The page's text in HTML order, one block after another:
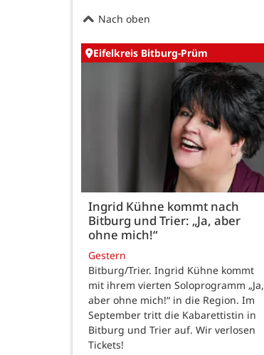
Nach oben
Eifelkreis Bitburg-Prüm
Ingrid Kühne kommt nach
Bitburg und Trier: „Ja, aber
ohne mich!“
Gestern
Bitburg/Trier. Ingrid Kühne kommt
mit ihrem vierten Soloprogramm „Ja,
aber ohne mich!“ in die Region. Im
September tritt die Kabarettistin in
Bitburg und Trier auf. Wir verlosen
Tickets!